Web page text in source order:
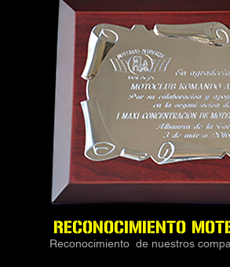
RECONOCIMIENTO
Reconocimiento de nuestros